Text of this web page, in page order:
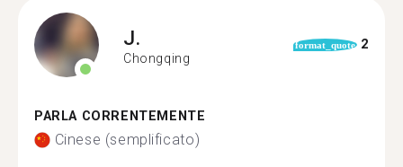
J.
Chongqing
format_quote 2
PARLA CORRENTEMENTE
Cinese (semplificato)